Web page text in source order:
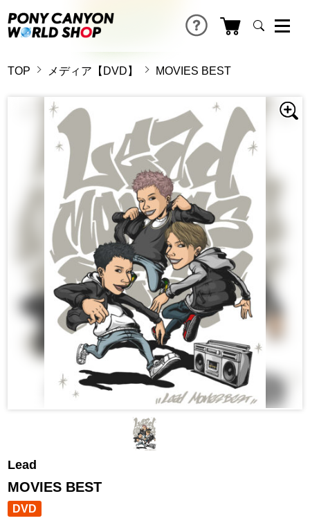
TOP メディア【DVD】 MOVIES BEST
Lead
MOVIES BEST
DVD